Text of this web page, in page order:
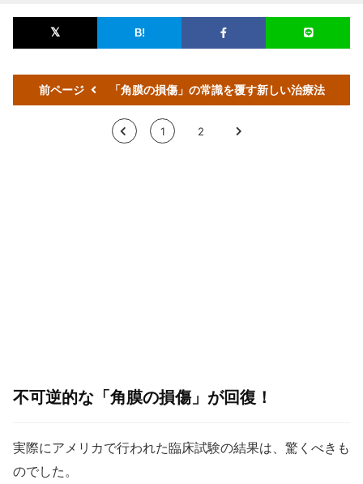
前ページ 「角膜の損傷」の常識を覆す新しい治療法
< 1 2 >
不可逆的な「角膜の損傷」が回復！
実際にアメリカで行われた臨床試験の結果は、驚くべきも
のでした。